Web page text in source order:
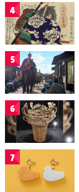
4
5
6
7